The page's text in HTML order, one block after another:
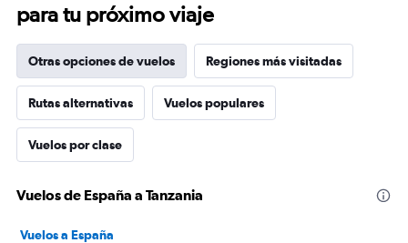
para tu próximo viaje
Otras opciones de vuelos Regiones más visitadas
Rutas alternativas Vuelos populares
Vuelos por clase
Vuelos de España a Tanzania
Vuelos a España